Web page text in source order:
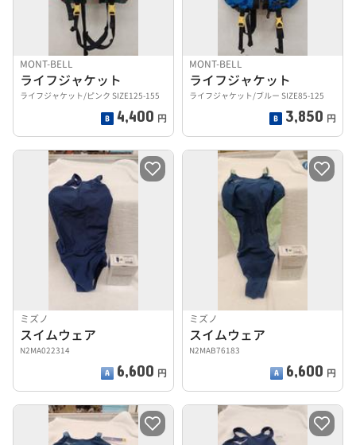
MONT-BELL
ライフジャケット
ライフジャケット/ピンク SIZE125-155
4,400 円
MONT-BELL
ライフジャケット
ライフジャケット/ブルー SIZE85-125
3,850 円
ミズノ
スイムウェア
N2MA022314
6,600 円
ミズノ
スイムウェア
N2MAB76183
6,600 円